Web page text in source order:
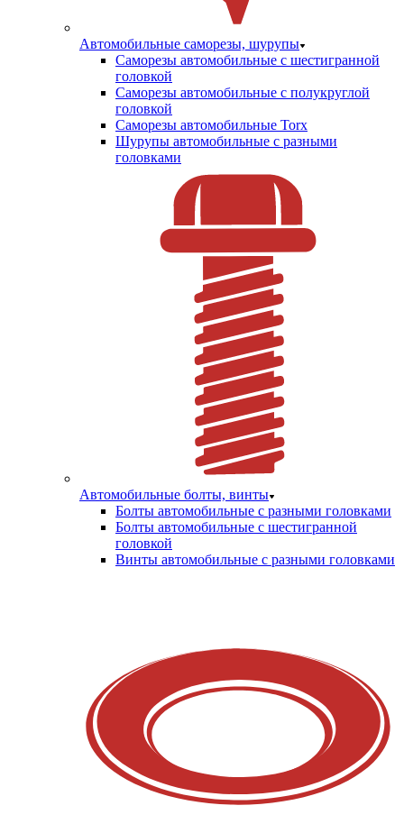
Автомобильные саморезы, шурупы
Саморезы автомобильные с шестигранной
головкой
Саморезы автомобильные с полукруглой
головкой
Саморезы автомобильные Torx
Шурупы автомобильные с разными
головками
Автомобильные болты, винты
Болты автомобильные с разными головками
Болты автомобильные с шестигранной
головкой
Винты автомобильные с разными головками